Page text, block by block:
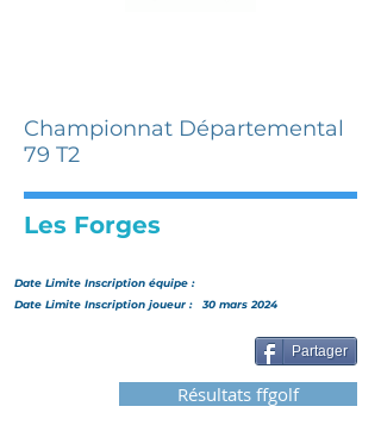
Championnat Départemental
79 T2
Les Forges
Date Limite Inscription équipe :
Date Limite Inscription joueur :
30 mars 2024
Partager
Résultats ffgolf